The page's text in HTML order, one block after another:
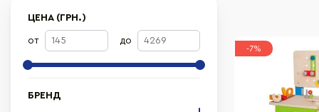
ЦЕНА (ГРН.)
от до
БРЕНД
-7%